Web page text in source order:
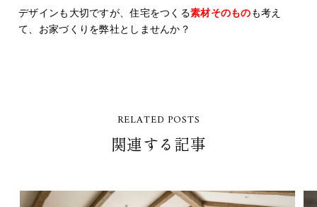
デザインも大切ですが、住宅をつくる素材そのものも考え
て、お家づくりを弊社としませんか？
RELATED POSTS
関連する記事